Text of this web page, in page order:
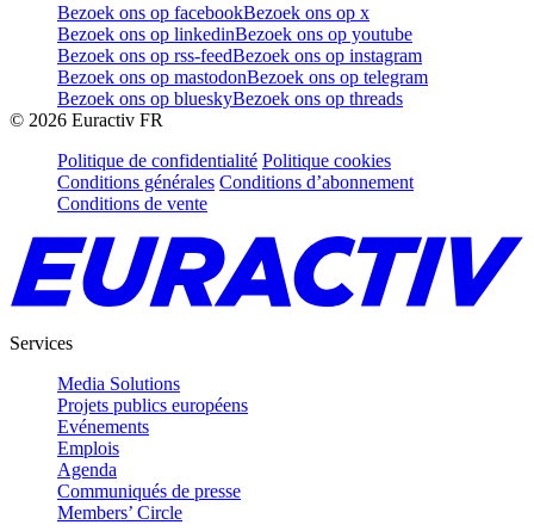
Bezoek ons op facebookBezoek ons op x
Bezoek ons op linkedinBezoek ons op youtube
Bezoek ons op rss-feedBezoek ons op instagram
Bezoek ons op mastodonBezoek ons op telegram
Bezoek ons op blueskyBezoek ons op threads
© 2026 Euractiv FR
Politique de confidentialité Politique cookies
Conditions générales Conditions d’abonnement
Conditions de vente
Services
Media Solutions
Projets publics européens
Evénements
Emplois
Agenda
Communiqués de presse
Members’ Circle